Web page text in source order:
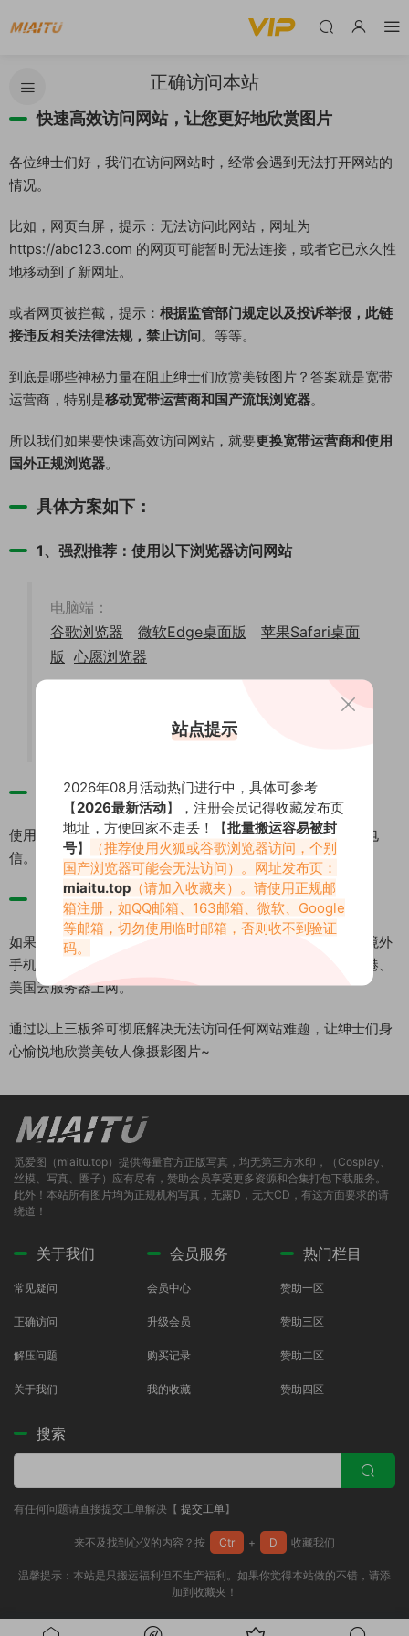
正确访问本站
快速高效访问网站，让您更好地欣赏图片
各位绅士们好，我们在访问网站时，经常会遇到无法打开网站的
情况。
比如，网页白屏，提示：无法访问此网站，网址为
https://abc123.com 的网页可能暂时无法连接，或者它已永久性
地移动到了新网址。
或者网页被拦截，提示： 根据监管部门规定以及投诉举报，此链
接违反相关法律法规，禁止访问。等等。
到底是哪些神秘力量在阻止绅士们欣赏美钕图片？答案就是宽带
运营商，特别是移动宽带运营商和国产流氓浏览器。
所以我们如果要快速高效访问网站，就要更换宽带运营商和使用
国外正规浏览器。
具体方案如下：
1、强烈推荐：使用以下浏览器访问网站
电脑端：
谷歌浏览器
微软Edge桌面版
苹果Safari桌面
版 心愿浏览器
苹果Safari
2、初步尝试：使用电信宽带线路访问网站
使用 爱加速软件尝试切换到电信线路，比如厦门电信、绍兴电
信。在大部分地区即可正常访问网站。
3、终极大法：使用境外流量访问网站
如果切换到电信宽带线路依然无法访问网站，推荐手机使用境外
手机流量上网，电脑使用远程桌面连接境外服务器，比如香港、
美国云服务器上网。
通过以上三板斧可彻底解决无法访问任何网站难题，让绅士们身
心愉悦地欣赏美钕人像摄影图片~
觅爱图（miaitu.top）提供海量官方正版写真，均无第三方水印，（Cosplay、
丝模、写真、圈子）应有尽有，赞助会员享受更多资源和合集打包下载服务。
此外！本站所有图片均为正规机构写真，无露D，无大CD，有这方面要求的请
绕道！
关于我们
常见疑问
正确访问
解压问题
关于我们
会员服务
会员中心
升级会员
购买记录
我的收藏
热门栏目
赞助一区
赞助三区
赞助二区
赞助四区
搜索
有任何问题请直接提交工单解决【 提交工单】
来不及找到心仪的内容？按 Ctr + D 收藏我们
温馨提示：本站是只搬运福利但不生产福利。如果你觉得本站做的不错，请添
加到收藏夹！
站点提示
2026年08月活动热门进行中，具体可参考
【2026最新活动】，注册会员记得收藏发布页
地址，方便回家不走丢！【批量搬运容易被封
号】
（推荐使用火狐或谷歌浏览器访问，个别
国产浏览器可能会无法访问）。网址发布页：
miaitu.top （请加入收藏夹）。请使用正规邮
箱注册，如QQ邮箱、163邮箱、微软、Google
等邮箱，切勿使用临时邮箱，否则收不到验证
码。